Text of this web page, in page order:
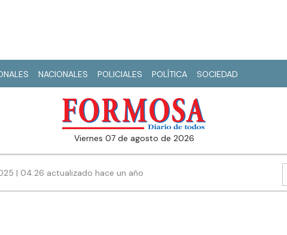
NACIONALES POLICIALES POLÍTICA SOCIEDAD
viernes 07 de agosto de 2026
| 04:26 actualizado hace un año